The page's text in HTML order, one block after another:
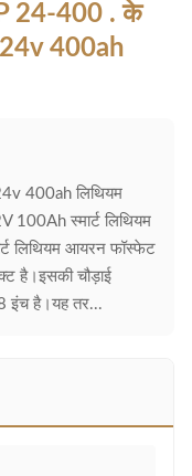
24-400 . के
400ah
400ah लिथियम
100Ah स्मार्ट लिथियम
लिथियम आयरन फॉस्फेट
है।इसकी चौड़ाई
इंच है।यह तर...